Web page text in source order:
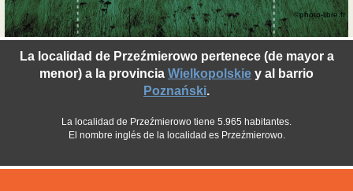
La localidad de Przeźmierowo pertenece (de mayor a
menor) a la provincia Wielkopolskie y al barrio
Poznański.
La localidad de Przeźmierowo tiene 5.965 habitantes.
El nombre inglés de la localidad es Przeźmierowo.
©photo-libre.fr